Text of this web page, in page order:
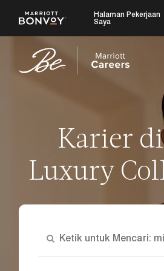
konten
Halaman Pekerjaan
Saya
Karier
Luxury